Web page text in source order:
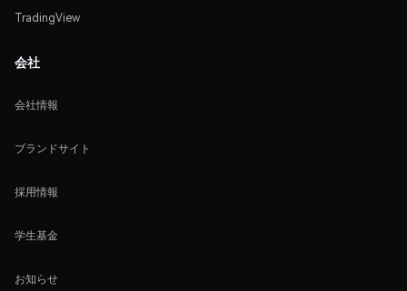
TradingView
会社
会社情報
ブランドサイト
採用情報
学生基金
お知らせ